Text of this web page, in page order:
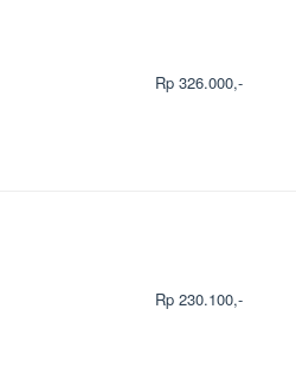
Rp 326.000,-
Rp 230.100,-